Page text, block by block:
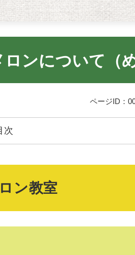
ロンについて（
ページID：
次
ン教室